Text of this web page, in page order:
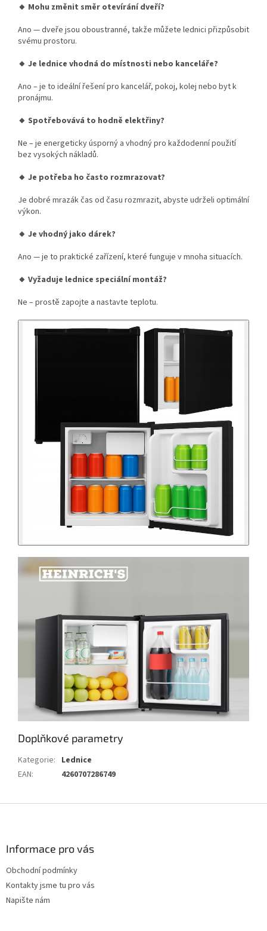
🔸 Mohu změnit směr otevírání dveří?
Ano — dveře jsou oboustranné, takže můžete lednici přizpůsobit
svému prostoru.
🔸 Je lednice vhodná do místnosti nebo kanceláře?
Ano – je to ideální řešení pro kancelář, pokoj, kolej nebo byt k
pronájmu.
🔸 Spotřebovává to hodně elektřiny?
Ne – je energeticky úsporný a vhodný pro každodenní použití
bez vysokých nákladů.
🔸 Je potřeba ho často rozmrazovat?
Je dobré mrazák čas od času rozmrazit, abyste udrželi optimální
výkon.
🔸 Je vhodný jako dárek?
Ano — je to praktické zařízení, které funguje v mnoha situacích.
🔸 Vyžaduje lednice speciální montáž?
Ne – prostě zapojte a nastavte teplotu.
Doplňkové parametry
Kategorie: Lednice
EAN: 4260707286749
Informace pro vás
Obchodní podmínky
Kontakty jsme tu pro vás
Napište nám